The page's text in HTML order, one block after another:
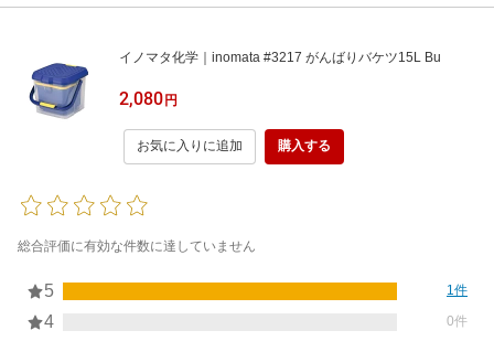
イノマタ化学｜inomata #3217 がんばりバケツ15L Bu
2,080円
お気に入りに追加 購入する
総合評価に有効な件数に達していません
5 1件
4 0件